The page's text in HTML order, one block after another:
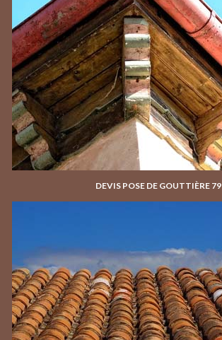
DEVIS POSE DE GOUTTIÈRE 79